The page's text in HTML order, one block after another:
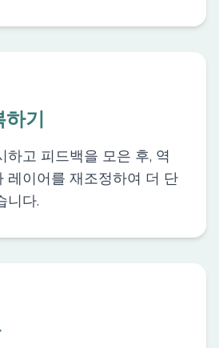
하기
하고 피드백을 모은 후, 역
레이어를 재조정하여 더 단
니다.